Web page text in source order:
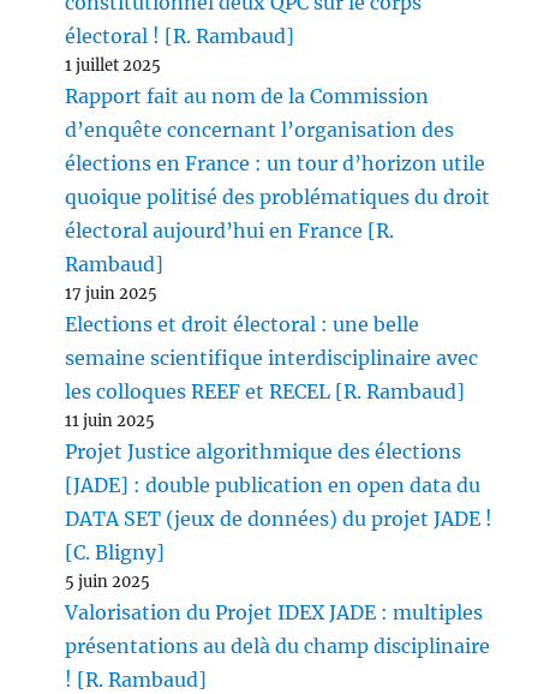
électoral ! [R. Rambaud]
1 juillet 2025
Rapport fait au nom de la Commission
d’enquête concernant l’organisation des
élections en France : un tour d’horizon utile
quoique politisé des problématiques du droit
électoral aujourd’hui en France [R.
Rambaud]
17 juin 2025
Elections et droit électoral : une belle
semaine scientifique interdisciplinaire avec
les colloques REEF et RECEL [R. Rambaud]
11 juin 2025
Projet Justice algorithmique des élections
[JADE] : double publication en open data du
DATA SET (jeux de données) du projet JADE !
[C. Bligny]
5 juin 2025
Valorisation du Projet IDEX JADE : multiples
présentations au delà du champ disciplinaire
! [R. Rambaud]